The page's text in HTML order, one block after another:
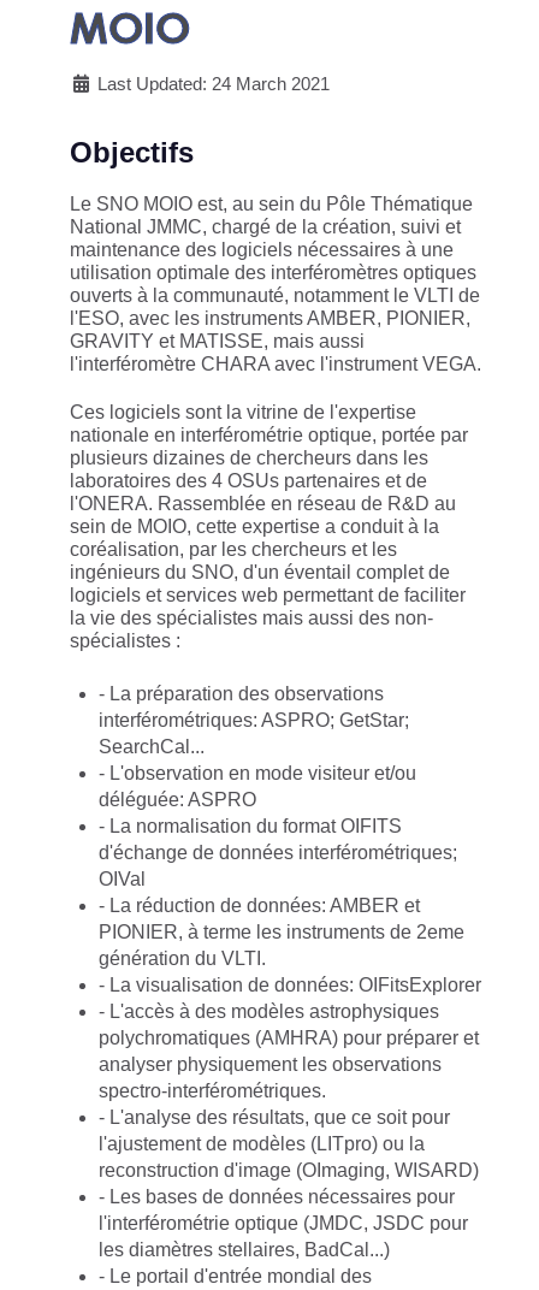
MOIO
Last Updated: 24 March 2021
Objectifs
Le SNO MOIO est, au sein du Pôle Thématique
National JMMC, chargé de la création, suivi et
maintenance des logiciels nécessaires à une
utilisation optimale des interféromètres optiques
ouverts à la communauté, notamment le VLTI de
l'ESO, avec les instruments AMBER, PIONIER,
GRAVITY et MATISSE, mais aussi
l'interféromètre CHARA avec l'instrument VEGA.
Ces logiciels sont la vitrine de l'expertise
nationale en interférométrie optique, portée par
plusieurs dizaines de chercheurs dans les
laboratoires des 4 OSUs partenaires et de
l'ONERA. Rassemblée en réseau de R&D au
sein de MOIO, cette expertise a conduit à la
coréalisation, par les chercheurs et les
ingénieurs du SNO, d'un éventail complet de
logiciels et services web permettant de faciliter
la vie des spécialistes mais aussi des non-
spécialistes :
- La préparation des observations
interférométriques: ASPRO; GetStar;
SearchCal...
- L'observation en mode visiteur et/ou
déléguée: ASPRO
- La normalisation du format OIFITS
d'échange de données interférométriques;
OIVal
- La réduction de données: AMBER et
PIONIER, à terme les instruments de 2eme
génération du VLTI.
- La visualisation de données: OIFitsExplorer
- L'accès à des modèles astrophysiques
polychromatiques (AMHRA) pour préparer et
analyser physiquement les observations
spectro-interférométriques.
- L'analyse des résultats, que ce soit pour
l'ajustement de modèles (LITpro) ou la
reconstruction d'image (OImaging, WISARD)
- Les bases de données nécessaires pour
l'interférométrie optique (JMDC, JSDC pour
les diamètres stellaires, BadCal...)
- Le portail d'entrée mondial des